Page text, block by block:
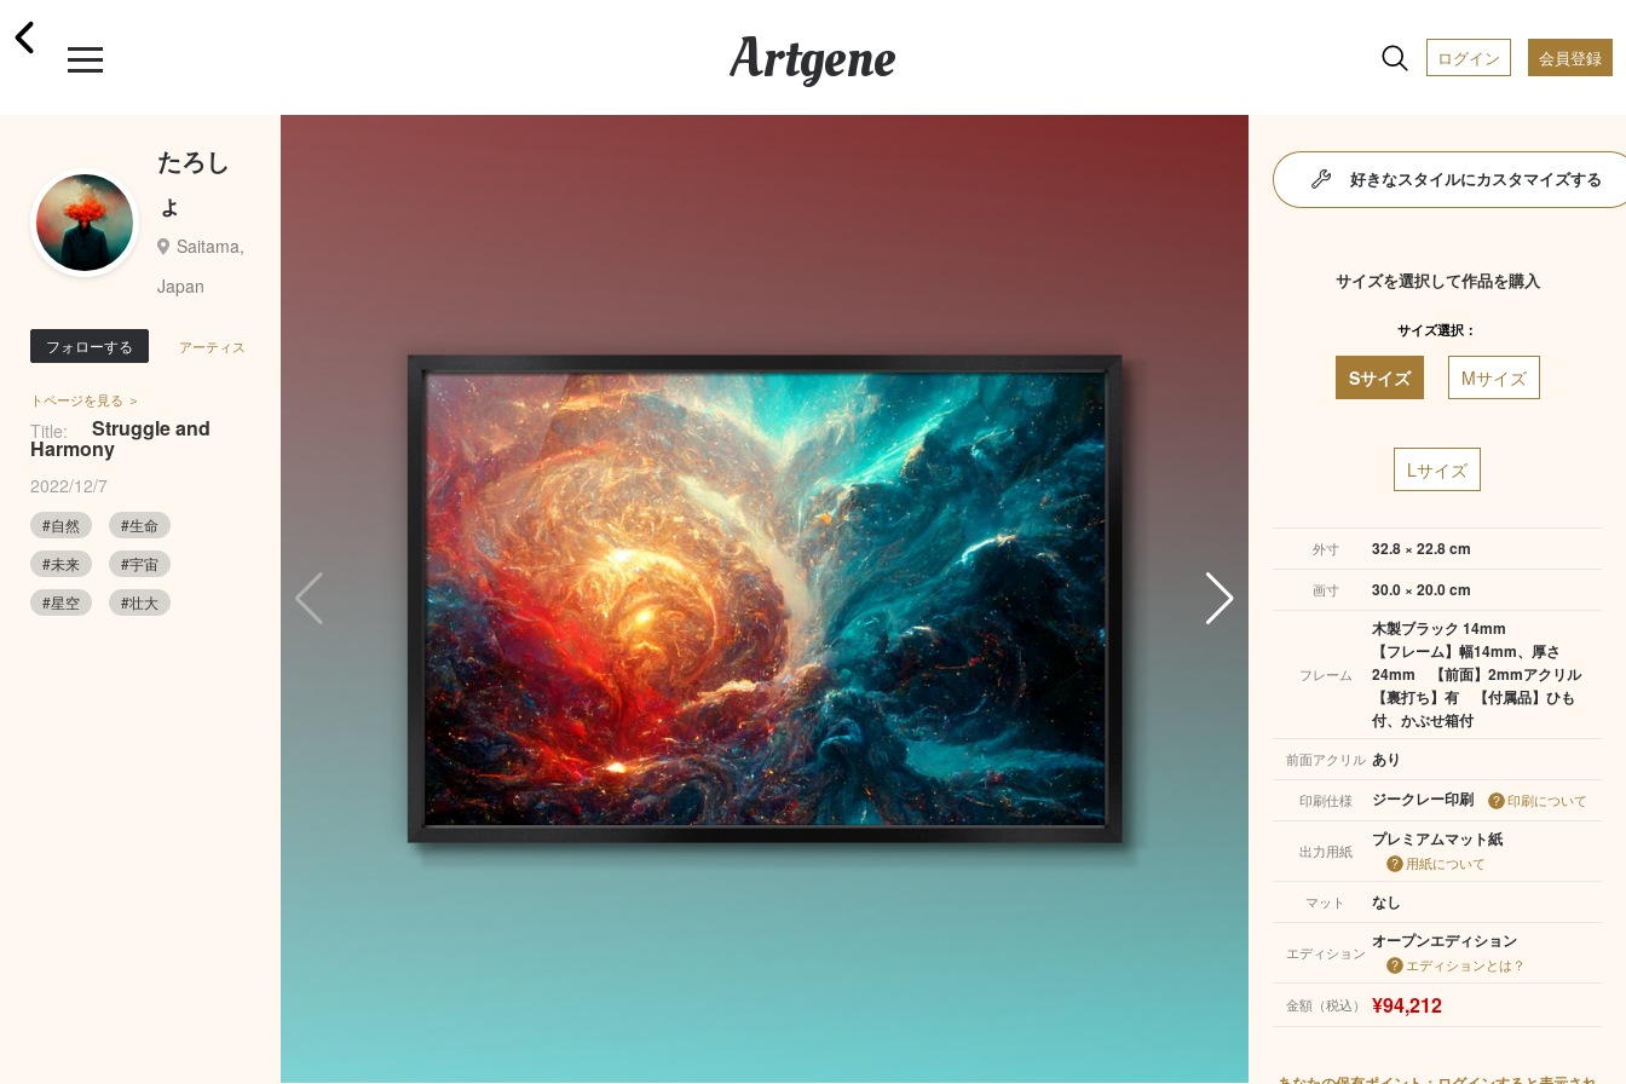
Artgene ログイン 会員登録
たろし
ょ
Saitama,
Japan
フォローする アーティス
トページを見る ＞
Title: Struggle and
Harmony
2022/12/7
#自然
#生命
#未来
#宇宙
#星空
#壮大
好きなスタイルにカスタマイズする
サイズを選択して作品を購入
サイズ選択：
Sサイズ Mサイズ
Lサイズ
外寸 32.8 × 22.8 cm
画寸 30.0 × 20.0 cm
フレーム
木製ブラック 14mm
【フレーム】幅14mm、厚さ
24mm 【前面】2mmアクリル
【裏打ち】有 【付属品】ひも
付、かぶせ箱付
前面アクリル あり
印刷仕様 ジークレー印刷 印刷について
出力用紙
プレミアムマット紙
用紙について
マット
なし
エディション
オープンエディション
エディションとは？
金額（税込） ¥94,212